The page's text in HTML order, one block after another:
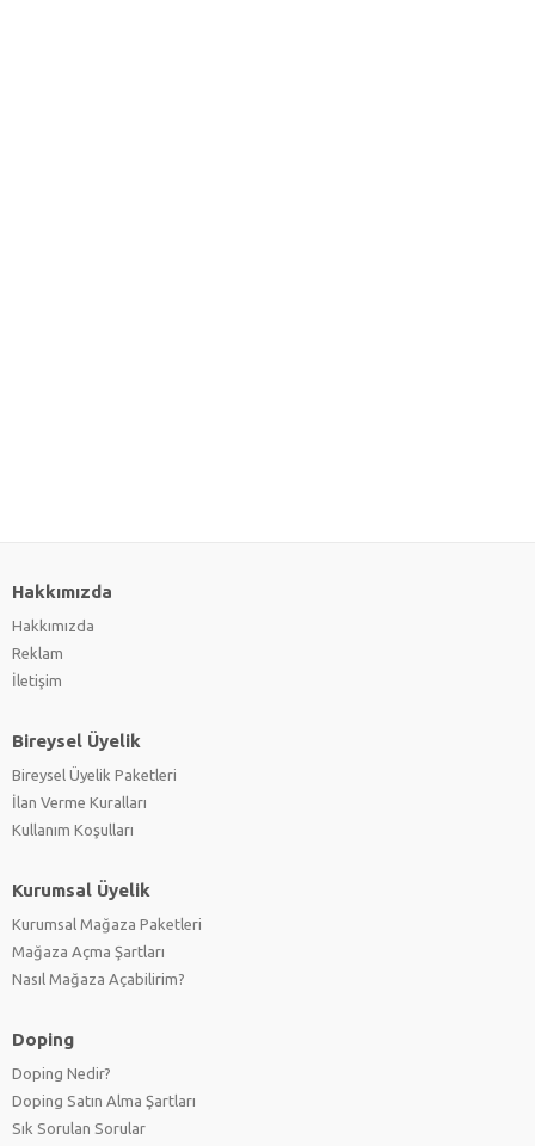
Hakkımızda
Hakkımızda
Reklam
İletişim
Bireysel Üyelik
Bireysel Üyelik Paketleri
İlan Verme Kuralları
Kullanım Koşulları
Kurumsal Üyelik
Kurumsal Mağaza Paketleri
Mağaza Açma Şartları
Nasıl Mağaza Açabilirim?
Doping
Doping Nedir?
Doping Satın Alma Şartları
Sık Sorulan Sorular